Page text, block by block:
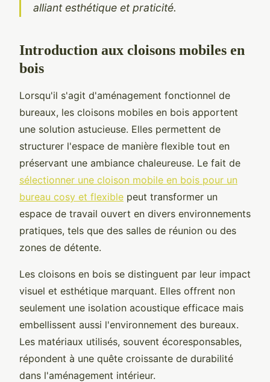
alliant esthétique et praticité.
Introduction aux cloisons mobiles en
bois
Lorsqu'il s'agit d'aménagement fonctionnel de
bureaux, les cloisons mobiles en bois apportent
une solution astucieuse. Elles permettent de
structurer l'espace de manière flexible tout en
préservant une ambiance chaleureuse. Le fait de
sélectionner une cloison mobile en bois pour un
bureau cosy et flexible peut transformer un
espace de travail ouvert en divers environnements
pratiques, tels que des salles de réunion ou des
zones de détente.
Les cloisons en bois se distinguent par leur impact
visuel et esthétique marquant. Elles offrent non
seulement une isolation acoustique efficace mais
embellissent aussi l'environnement des bureaux.
Les matériaux utilisés, souvent écoresponsables,
répondent à une quête croissante de durabilité
dans l'aménagement intérieur.